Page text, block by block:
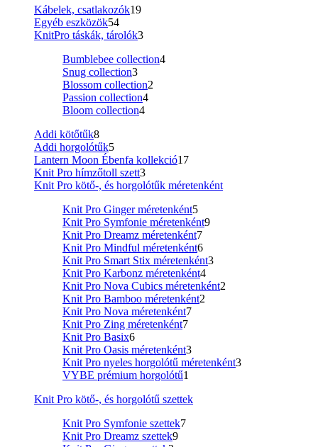
Kábelek, csatlakozók19
Egyéb eszközök54
KnitPro táskák, tárolók3
Bumblebee collection4
Snug collection3
Blossom collection2
Passion collection4
Bloom collection4
Addi kötőtűk8
Addi horgolótűk5
Lantern Moon Ébenfa kollekció17
Knit Pro hímzőtoll szett3
Knit Pro kötő-, és horgolótűk méretenként
Knit Pro Ginger méretenként5
Knit Pro Symfonie méretenként9
Knit Pro Dreamz méretenként7
Knit Pro Mindful méretenként6
Knit Pro Smart Stix méretenként3
Knit Pro Karbonz méretenként4
Knit Pro Nova Cubics méretenként2
Knit Pro Bamboo méretenként2
Knit Pro Nova méretenként7
Knit Pro Zing méretenként7
Knit Pro Basix6
Knit Pro Oasis méretenként3
Knit Pro nyeles horgolótű méretenként3
VYBE prémium horgolótű1
Knit Pro kötő-, és horgolótű szettek
Knit Pro Symfonie szettek7
Knit Pro Dreamz szettek9